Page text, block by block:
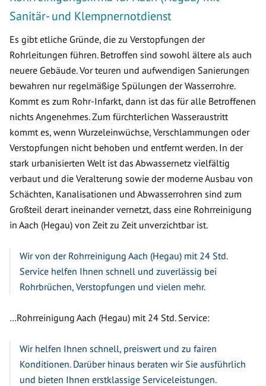
Sanitär- und Klempnernotdienst
Es gibt etliche Gründe, die zu Verstopfungen der
Rohrleitungen führen. Betroffen sind sowohl ältere als auch
neuere Gebäude. Vor teuren und aufwendigen Sanierungen
bewahren nur regelmäßige Spülungen der Wasserrohre.
Kommt es zum Rohr-Infarkt, dann ist das für alle Betroffenen
nichts Angenehmes. Zum fürchterlichen Wasseraustritt
kommt es, wenn Wurzeleinwüchse, Verschlammungen oder
Verstopfungen nicht behoben und entfernt werden. In der
stark urbanisierten Welt ist das Abwassernetz vielfältig
verbaut und die Veralterung sowie der moderne Ausbau von
Schächten, Kanalisationen und Abwasserrohren sind zum
Großteil derart ineinander vernetzt, dass eine Rohrreinigung
in Aach (Hegau) von Zeit zu Zeit unverzichtbar ist.
Wir von der Rohrreinigung Aach (Hegau) mit 24 Std.
Service helfen Ihnen schnell und zuverlässig bei
Rohrbrüchen, Verstopfungen und vielen mehr.
…Rohrreinigung Aach (Hegau) mit 24 Std. Service:
Wir helfen Ihnen schnell, preiswert und zu fairen
Konditionen. Darüber hinaus beraten wir Sie ausführlich
und bieten Ihnen erstklassige Serviceleistungen.